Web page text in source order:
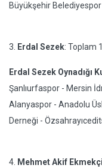
Büyükşehir
3. Erdal Sezek: Toplam
Erdal Sezek Oynadığı
Şanlıurfaspor - Mersin
Alanyaspor - Anadolu
Derneği -
4. Mehmet Akif Ekmekçi